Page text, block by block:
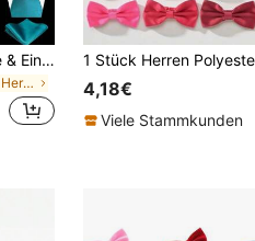
1 Set einfarbige Krawatte & Einstecktuch Set, 8cm selbstbindende Krawatte & Taschentuch Set, geeignet für Hochzeit, Cocktail, Party Herren Krawatte
in Mehrfarbig Herren Krawatten 4,18€
Viele Stammkunden